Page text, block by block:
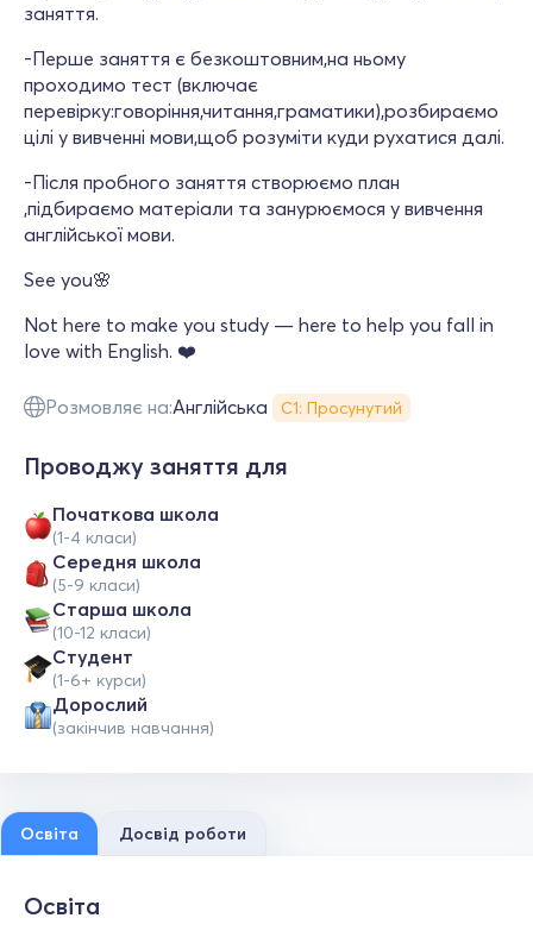
заняття.
-Перше заняття є безкоштовним,на ньому
проходимо тест (включає
перевірку:говоріння,читання,граматики),розбираємо
цілі у вивченні мови,щоб розуміти куди рухатися далі.
-Після пробного заняття створюємо план
,підбираємо матеріали та занурюємося у вивчення
англійської мови.
See you🌸
Not here to make you study — here to help you fall in
love with English. ❤️
Розмовляє на:Англійська С1: Просунутий
Проводжу заняття для
Початкова школа
(1-4 класи)
Середня школа
(5-9 класи)
Старша школа
(10-12 класи)
Студент
(1-6+ курси)
Дорослий
(закінчив навчання)
Освіта Досвід роботи
Освіта